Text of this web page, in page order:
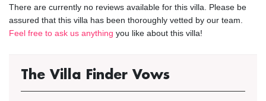
There are currently no reviews available for this villa. Please be
assured that this villa has been thoroughly vetted by our team.
Feel free to ask us anything you like about this villa!
The Villa Finder Vows